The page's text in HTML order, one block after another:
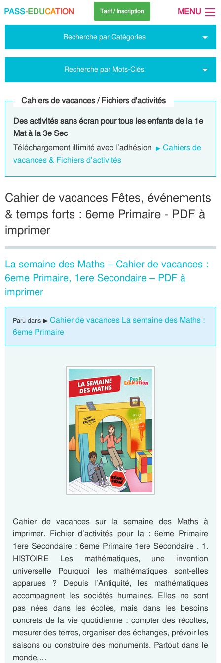
PASS-EDUCATION Tarif / Inscription MENU
Recherche par Catégories
Recherche par Mots-Clés
Cahiers de vacances / Fichiers d'activités
Des activités sans écran pour tous les enfants de la 1e
Mat à la 3e Sec
Téléchargement illimité avec l’adhésion
Cahiers de
vacances & Fichiers d’activités
Cahier de vacances Fêtes, événements
& temps forts : 6eme Primaire - PDF à
imprimer
La semaine des Maths – Cahier de vacances :
6eme Primaire, 1ere Secondaire – PDF à
imprimer
Paru dans ▶ Cahier de vacances La semaine des Maths :
6eme Primaire
Cahier de vacances sur la semaine des Maths à
imprimer. Fichier d’activités pour la : 6eme Primaire
1ere Secondaire : 6eme Primaire 1ere Secondaire . 1.
HISTOIRE Les mathématiques, une invention
universelle Pourquoi les mathématiques sont-elles
apparues ? Depuis l’Antiquité, les mathématiques
accompagnent les sociétés humaines. Elles ne sont
pas nées dans les écoles, mais dans les besoins
concrets de la vie quotidienne : compter des récoltes,
mesurer des terres, organiser des échanges, prévoir les
saisons ou construire des monuments. Partout dans le
monde,…